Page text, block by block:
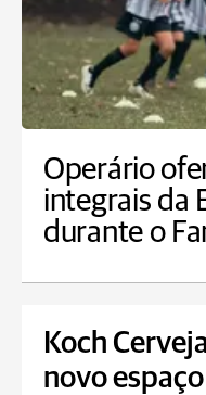
Operário
integrais da
durante o
Koch
novo